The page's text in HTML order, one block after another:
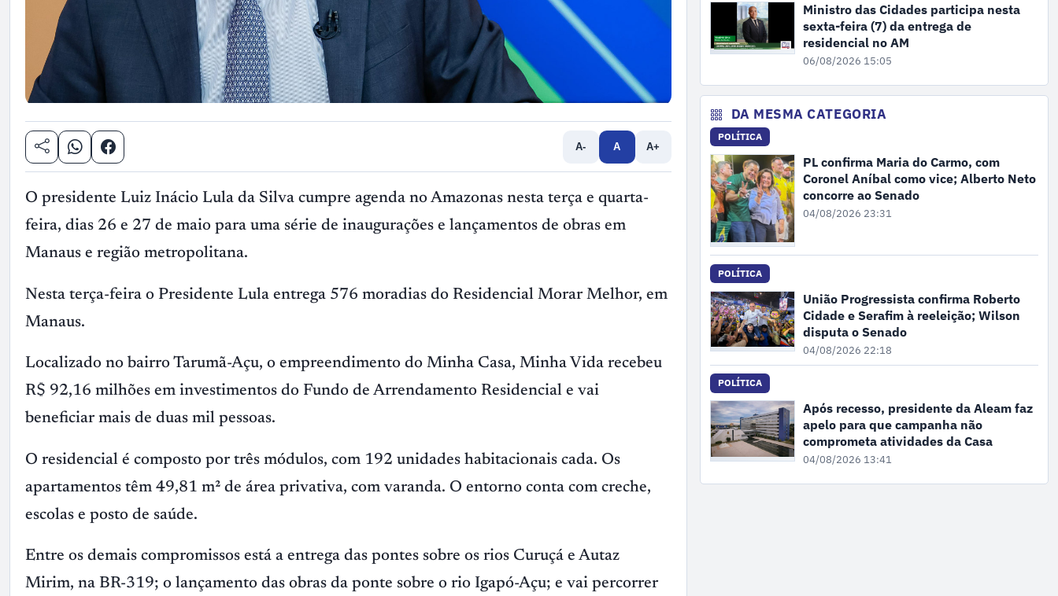
A- A A+
O presidente Luiz Inácio Lula da Silva cumpre agenda no Amazonas nesta terça e quarta-
feira, dias 26 e 27 de maio para uma série de inaugurações e lançamentos de obras em
Manaus e região metropolitana.
Nesta terça-feira o Presidente Lula entrega 576 moradias do Residencial Morar Melhor, em
Manaus.
Localizado no bairro Tarumã-Açu, o empreendimento do Minha Casa, Minha Vida recebeu
R$ 92,16 milhões em investimentos do Fundo de Arrendamento Residencial e vai
beneficiar mais de duas mil pessoas.
O residencial é composto por três módulos, com 192 unidades habitacionais cada. Os
apartamentos têm 49,81 m² de área privativa, com varanda. O entorno conta com creche,
escolas e posto de saúde.
Entre os demais compromissos está a entrega das pontes sobre os rios Curuçá e Autaz
Mirim, na BR-319; o lançamento das obras da ponte sobre o rio Igapó-Açu; e vai percorrer
Ministro das Cidades participa nesta
sexta-feira (7) da entrega de
residencial no AM
06/08/2026 15:05
DA MESMA CATEGORIA
POLÍTICA
PL confirma Maria do Carmo, com
Coronel Aníbal como vice; Alberto Neto
concorre ao Senado
04/08/2026 23:31
POLÍTICA
União Progressista confirma Roberto
Cidade e Serafim à reeleição; Wilson
disputa o Senado
04/08/2026 22:18
POLÍTICA
Após recesso, presidente da Aleam faz
apelo para que campanha não
comprometa atividades da Casa
04/08/2026 13:41